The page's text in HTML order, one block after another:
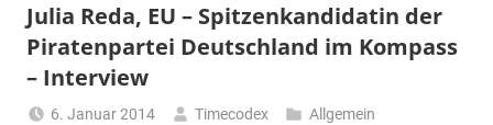
Julia Reda, EU – Spitzenkandidatin der
Piratenpartei Deutschland im Kompass
– Interview
6. Januar 2014 Timecodex Allgemein